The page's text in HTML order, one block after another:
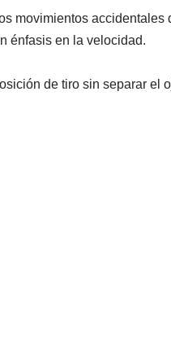
movimientos accidentales
énfasis en la velocidad.
de tiro sin separar el